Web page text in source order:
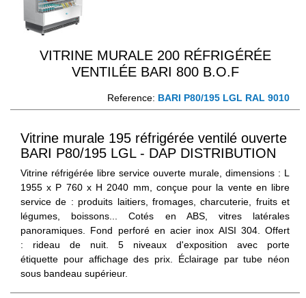
VITRINE MURALE 200 RÉFRIGÉRÉE
VENTILÉE BARI 800 B.O.F
Reference: BARI P80/195 LGL RAL 9010
Vitrine murale 195 réfrigérée ventilé ouverte
BARI P80/195 LGL - DAP DISTRIBUTION
Vitrine réfrigérée libre service ouverte murale, dimensions : L
1955 x P 760 x H 2040 mm, conçue pour la vente en libre
service de : produits laitiers, fromages, charcuterie, fruits et
légumes, boissons... Cotés en ABS, vitres latérales
panoramiques. Fond perforé en acier inox AISI 304. Offert
: rideau de nuit. 5 niveaux d'exposition avec porte
étiquette pour affichage des prix. Éclairage par tube néon
sous bandeau supérieur.